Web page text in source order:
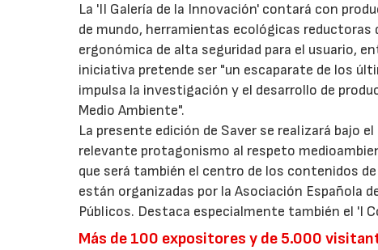
La 'II Galería de la Innovación' contará con
de mundo, herramientas ecológicas
ergonómica de alta seguridad para el usuario,
iniciativa pretende ser "un escaparate de los
impulsa la investigación y el desarrollo de
Medio Ambiente".
La presente edición de Saver se realizará bajo
relevante protagonismo al respeto
que será también el centro de los contenidos
están organizadas por la Asociación Española
Públicos. Destaca especialmente también el 'I
Más de 100 expositores y de 5.000